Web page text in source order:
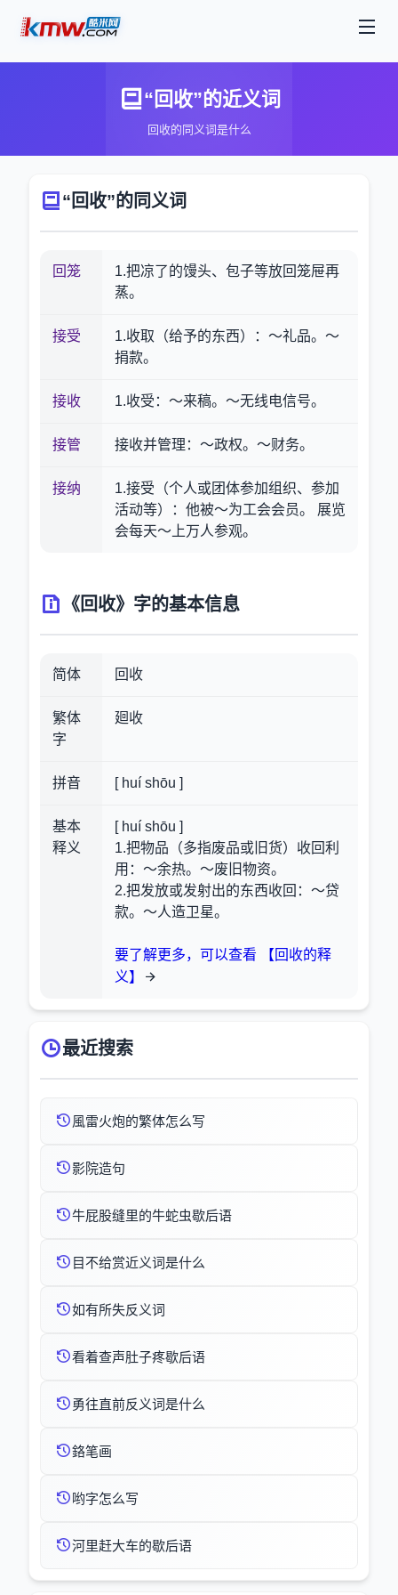
“回收”的近义词
回收的同义词是什么
“回收”的同义词
回笼
1.把凉了的馒头、包子等放回笼屉再
蒸。
接受
1.收取（给予的东西）：～礼品。～
捐款。
接收 1.收受：～来稿。～无线电信号。
接管 接收并管理：～政权。～财务。
接纳
1.接受（个人或团体参加组织、参加
活动等）：他被～为工会会员。 展览
会每天～上万人参观。
《回收》字的基本信息
简体 回收
繁体
字
廻收
拼音 [ huí shōu ]
基本
释义
[ huí shōu ]
1.把物品（多指废品或旧货）收回利
用：～余热。～废旧物资。
2.把发放或发射出的东西收回：～贷
款。～人造卫星。
要了解更多，可以查看 【回收的释
义】
最近搜索
風雷火炮的繁体怎么写
影院造句
牛屁股缝里的牛蛇虫歇后语
目不给赏近义词是什么
如有所失反义词
看着查声肚子疼歇后语
勇往直前反义词是什么
鉻笔画
哟字怎么写
河里赶大车的歇后语